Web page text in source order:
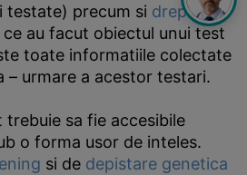
testate) precum si dreptul
ce au facut obiectul unui test
toate informatiile colectate
– urmare a acestor testari.
trebuie sa fie accesibile
o forma usor de inteles.
si de depistare genetica